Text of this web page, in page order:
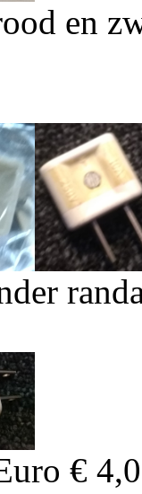
en
€